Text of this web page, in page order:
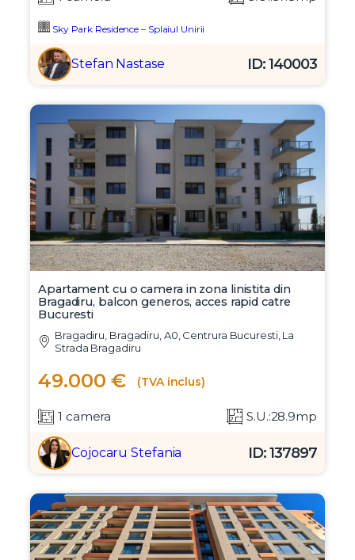
Sky Park Residence – Splaiul Unirii
Stefan Nastase ID: 140003
Apartament cu o camera in zona linistita din
Bragadiru, balcon generos, acces rapid catre
Bucuresti
Bragadiru, Bragadiru, A0, Centrura Bucuresti, La
Strada Bragadiru
49.000 € (TVA inclus)
1 camera S.U.:28.9mp
Cojocaru Stefania ID: 137897